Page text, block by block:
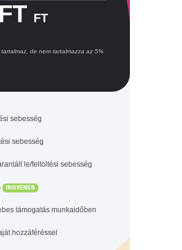
FT
de nem tartalmazza az 5%
sebesség
sebesség
le/feltöltési sebesség
INGYENES
támogatás munkaidőben
hozzáféréssel